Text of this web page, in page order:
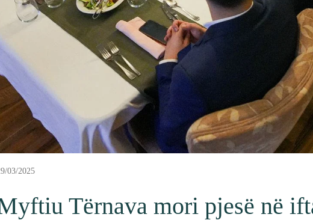
03/2025
Tërnava mori pjesë në